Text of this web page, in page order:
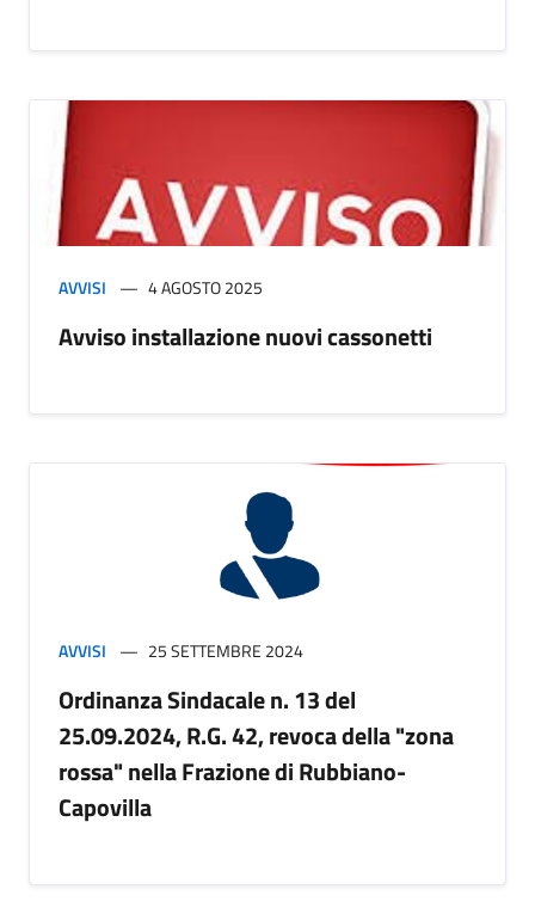
AVVISI 4 AGOSTO 2025
Avviso installazione nuovi cassonetti
AVVISI 25 SETTEMBRE 2024
Ordinanza Sindacale n. 13 del
25.09.2024, R.G. 42, revoca della "zona
rossa" nella Frazione di Rubbiano-
Capovilla